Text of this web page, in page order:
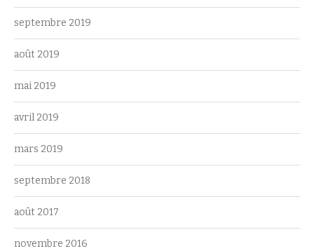
septembre 2019
août 2019
mai 2019
avril 2019
mars 2019
septembre 2018
août 2017
novembre 2016